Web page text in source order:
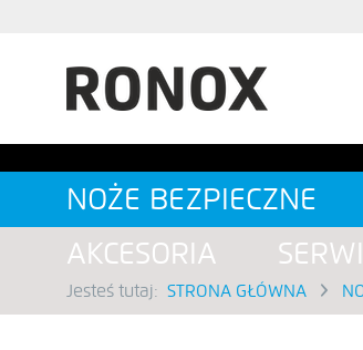
NOŻE BEZPIECZNE
AKCESORIA
Jesteś tutaj: STRONA GŁÓWNA